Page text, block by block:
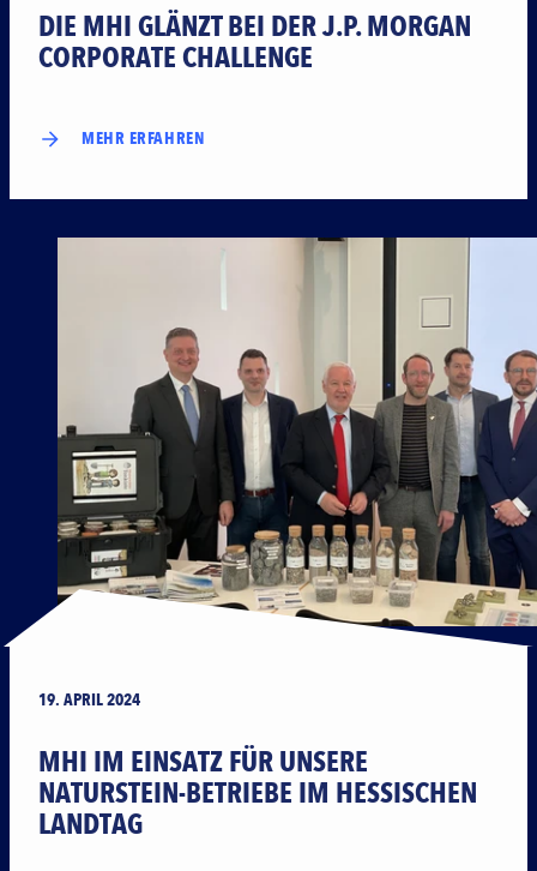
DIE MHI GLÄNZT BEI DER J.P. MORGAN
CORPORATE CHALLENGE
MEHR ERFAHREN
19. APRIL 2024
MHI IM EINSATZ FÜR UNSERE
NATURSTEIN-BETRIEBE IM HESSISCHEN
LANDTAG